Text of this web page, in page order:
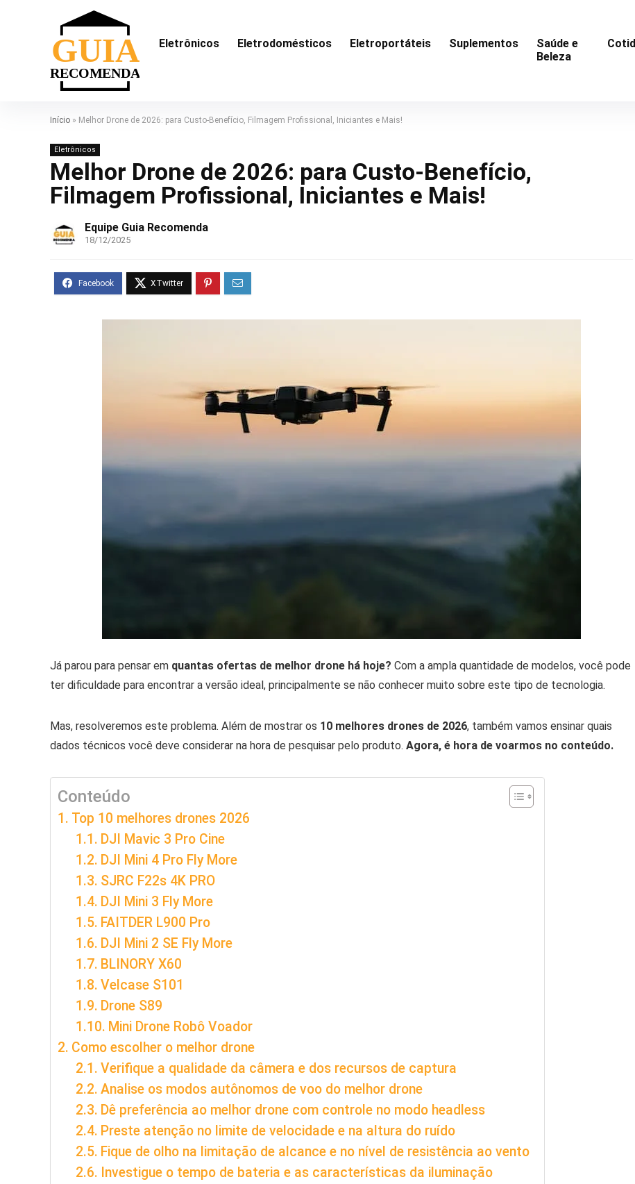
Eletrônicos Eletrodomésticos Eletroportáteis Suplementos
Saúde e
Beleza
Início » Melhor Drone de 2026: para Custo-Benefício, Filmagem Profissional, Iniciantes e Mais!
Eletrônicos
Melhor Drone de 2026: para Custo-Benefício,
Filmagem Profissional, Iniciantes e Mais!
Equipe Guia Recomenda
18/12/2025
Já parou para pensar em quantas ofertas de melhor drone há hoje? Com a ampla quantidade de modelos, você pode
ter dificuldade para encontrar a versão ideal, principalmente se não conhecer muito sobre este tipo de tecnologia.
Mas, resolveremos este problema. Além de mostrar os 10 melhores drones de 2026, também vamos ensinar quais
dados técnicos você deve considerar na hora de pesquisar pelo produto. Agora, é hora de voarmos no conteúdo.
Conteúdo
Top 10 melhores drones 2026
DJI Mavic 3 Pro Cine
DJI Mini 4 Pro Fly More
SJRC F22s 4K PRO
DJI Mini 3 Fly More
FAITDER L900 Pro
DJI Mini 2 SE Fly More
BLINORY X60
Velcase S101
Drone S89
Mini Drone Robô Voador
Como escolher o melhor drone
Verifique a qualidade da câmera e dos recursos de captura
Analise os modos autônomos de voo do melhor drone
Dê preferência ao melhor drone com controle no modo headless
Preste atenção no limite de velocidade e na altura do ruído
Fique de olho na limitação de alcance e no nível de resistência ao vento
Investigue o tempo de bateria e as características da iluminação